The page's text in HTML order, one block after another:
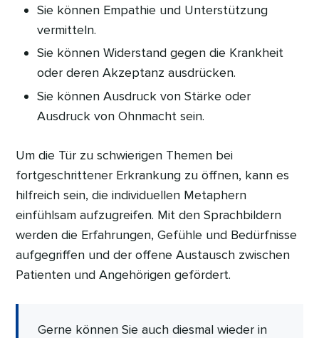
Sie können Empathie und Unterstützung
vermitteln.
Sie können Widerstand gegen die Krankheit
oder deren Akzeptanz ausdrücken.
Sie können Ausdruck von Stärke oder
Ausdruck von Ohnmacht sein.
Um die Tür zu schwierigen Themen bei
fortgeschrittener Erkrankung zu öffnen, kann es
hilfreich sein, die individuellen Metaphern
einfühlsam aufzugreifen. Mit den Sprachbildern
werden die Erfahrungen, Gefühle und Bedürfnisse
aufgegriffen und der offene Austausch zwischen
Patienten und Angehörigen gefördert.
Gerne können Sie auch diesmal wieder in